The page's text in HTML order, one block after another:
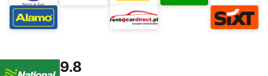
9.8